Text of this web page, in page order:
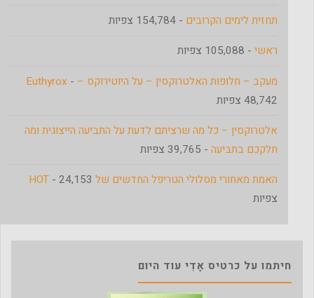
תחזית לימים הקרובים - 154,784 צפיות
ראשי - 105,088 צפיות
מעקב – חלופות האלטרוקסין – על היוטירוקס – Euthyrox -
48,742 צפיות
אלטרוקסין – כל מה שרציתם לדעת על התביעה הייצוגית ומה
חלקכם בתביעה - 39,765 צפיות
האמת מאחורי מסלולי הטריפל החדשים של HOT - 24,153
צפיות
חיתמו על כרטיס אָדִי עוד היום